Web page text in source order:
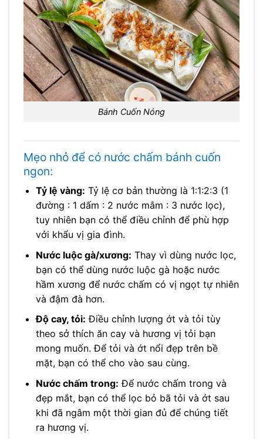
Bánh Cuốn Nóng
Mẹo nhỏ để có nước chấm bánh cuốn
ngon:
Tỷ lệ vàng: Tỷ lệ cơ bản thường là 1:1:2:3 (1
đường : 1 dấm : 2 nước mắm : 3 nước lọc),
tuy nhiên bạn có thể điều chỉnh để phù hợp
với khẩu vị gia đình.
Nước luộc gà/xương: Thay vì dùng nước lọc,
bạn có thể dùng nước luộc gà hoặc nước
hầm xương để nước chấm có vị ngọt tự nhiên
và đậm đà hơn.
Độ cay, tỏi: Điều chỉnh lượng ớt và tỏi tùy
theo sở thích ăn cay và hương vị tỏi bạn
mong muốn. Để tỏi và ớt nổi đẹp trên bề
mặt, bạn có thể cho vào sau cùng.
Nước chấm trong: Để nước chấm trong và
đẹp mắt, bạn có thể lọc bỏ bã tỏi và ớt sau
khi đã ngâm một thời gian đủ để chúng tiết
ra hương vị.